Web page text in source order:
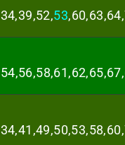
34,39,52,53